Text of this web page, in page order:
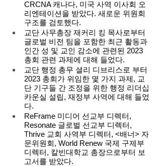
CRCNA 캐나다, 미국 사역 이사회 오
리엔테이션을 받았다. 새로운 위원회
구조를 검토했다.
교단 사무총장 재커리 킹 목사로부터
글로벌 비전 팀을 포함한 최근 활동과
인간 성 및 교인 감소에 관련된 2023
총회 관련 과제에 대해 들었다.
교단 행정 총무 셜리 디브리스로 부터
2023 총회가 위임한 몇 가지 과제, 교
단 기구들 간 조정을 위한 행정 리더십
카운실 설립, 재정부 사역에 대해 들었
다.
ReFrame 미디어 선교부 디렉터,
Resonate 글로벌 선교부 디렉터,
Thrive 교회 사역부 디렉터, <배너> 자
문위원회, World Renew 국제 구제부
디렉터, 칼빈대학교 총장으로부터 보
고서를 받았다.